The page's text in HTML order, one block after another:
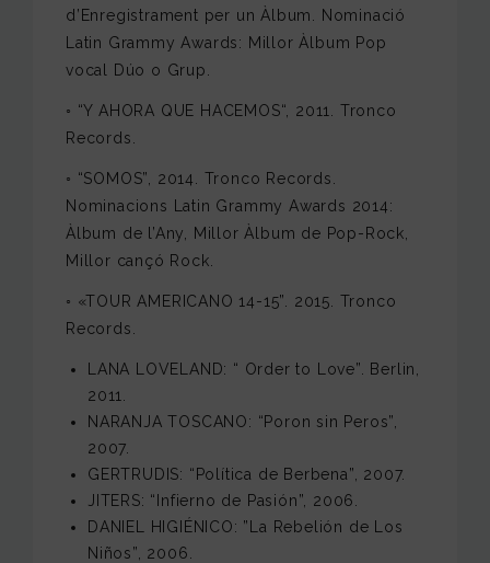
d’Enregistrament per un Àlbum. Nominació
Latin Grammy Awards: Millor Àlbum Pop
vocal Dúo o Grup.
◦ “Y AHORA QUE HACEMOS“, 2011. Tronco
Records.
◦ “SOMOS”, 2014. Tronco Records.
Nominacions Latin Grammy Awards 2014:
Àlbum de l’Any, Millor Àlbum de Pop-Rock,
Millor cançó Rock.
◦ «TOUR AMERICANO 14-15”. 2015. Tronco
Records.
LANA LOVELAND: “ Order to Love”. Berlin,
2011.
NARANJA TOSCANO: “Poron sin Peros”,
2007.
GERTRUDIS: “Política de Berbena”, 2007.
JITERS: “Infierno de Pasión”, 2006.
DANIEL HIGIÉNICO: ”La Rebelión de Los
Niños”, 2006.